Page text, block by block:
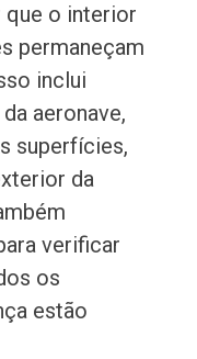
que o interior
permaneçam
inclui
aeronave,
superfícies,
da
verificar
os
estão